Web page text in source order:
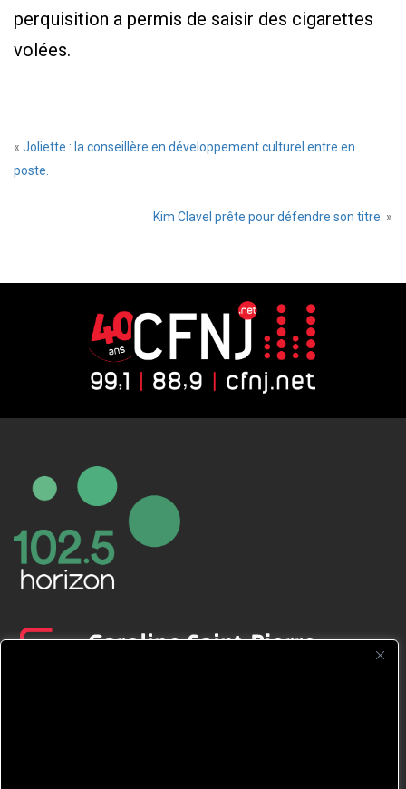
perquisition a permis de saisir des cigarettes
volées.
« Joliette : la conseillère en développement culturel entre en
poste.
Kim Clavel prête pour défendre son titre. »